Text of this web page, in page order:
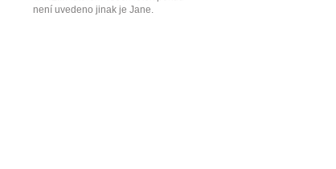
není uvedeno jinak je Jane.